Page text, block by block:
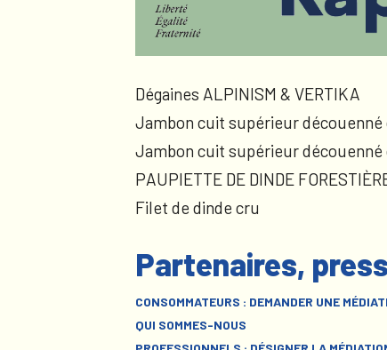
Dégaines ALPINISM & VERTIKA
Jambon cuit supérieur découenné
Jambon cuit supérieur découenné
PAUPIETTE DE DINDE
Filet de dinde cru
Partenaires,
CONSOMMATEURS : DEMANDER UNE
QUI SOMMES-NOUS